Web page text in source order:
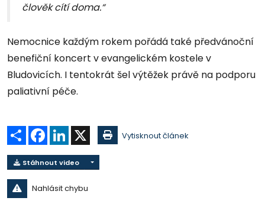
člověk cítí doma.“
Nemocnice každým rokem pořádá také předvánoční
benefiční koncert v evangelickém kostele v
Bludovicích. I tentokrát šel výtěžek právě na podporu
paliativní péče.
Sdílet Facebook
LinkedIn Vytisknout článek
Stáhnout video
Nahlásit chybu